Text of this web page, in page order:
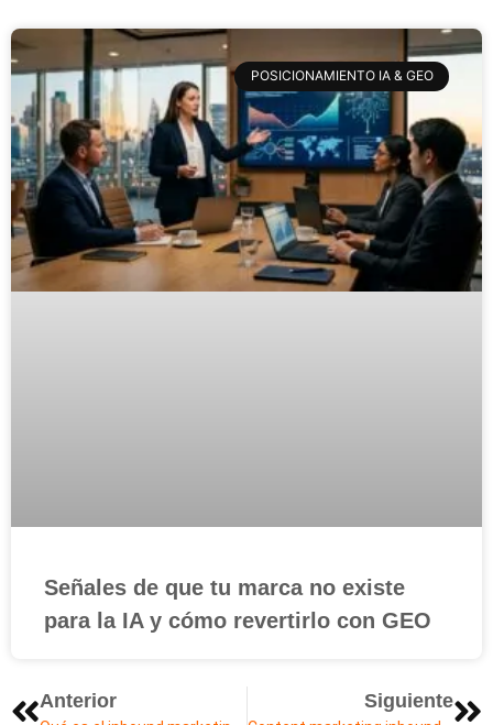
POSICIONAMIENTO IA & GEO
Señales de que tu marca no existe
para la IA y cómo revertirlo con GEO
Anterior Siguiente